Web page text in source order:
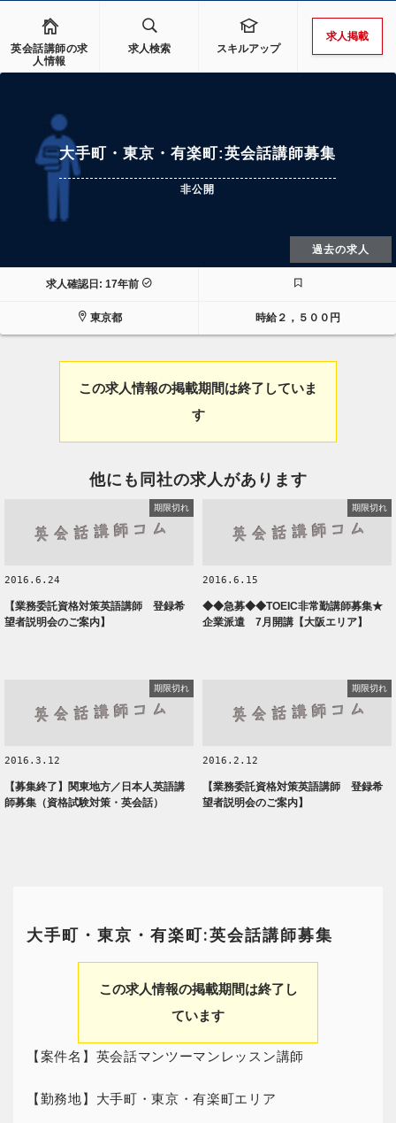
英会話講師の求
人情報
求人検索 スキルアップ
求人掲載
大手町・東京・有楽町:英会話講師募集
非公開
過去の求人
求人確認日: 17年前
東京都 時給２，５００円
この求人情報の掲載期間は終了していま
す
他にも同社の求人があります
期限切れ
2016.6.24
【業務委託資格対策英語講師 登録希
望者説明会のご案内】
期限切れ
2016.6.15
◆◆急募◆◆TOEIC非常勤講師募集★
企業派遣 7月開講【大阪エリア】
期限切れ
2016.3.12
【募集終了】関東地方／日本人英語講
師募集（資格試験対策・英会話）
期限切れ
2016.2.12
【業務委託資格対策英語講師 登録希
望者説明会のご案内】
大手町・東京・有楽町:英会話講師募集
この求人情報の掲載期間は終了し
ています
【案件名】英会話マンツーマンレッスン講師
【勤務地】大手町・東京・有楽町エリア